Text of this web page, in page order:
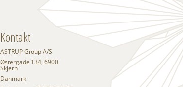
Kontakt
ASTRUP Group A/S
Østergade 134, 6900
Skjern
Danmark